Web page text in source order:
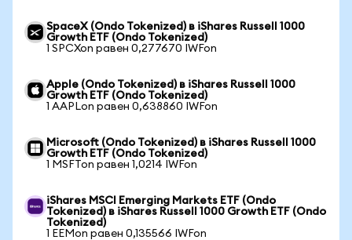
SpaceX (Ondo Tokenized) в iShares Russell 1000
Growth ETF (Ondo Tokenized)
1 SPCXon равен 0,277670 IWFon
Apple (Ondo Tokenized) в iShares Russell 1000
Growth ETF (Ondo Tokenized)
1 AAPLon равен 0,638860 IWFon
Microsoft (Ondo Tokenized) в iShares Russell 1000
Growth ETF (Ondo Tokenized)
1 MSFTon равен 1,0214 IWFon
iShares MSCI Emerging Markets ETF (Ondo
Tokenized) в iShares Russell 1000 Growth ETF (Ondo
Tokenized)
1 EEMon равен 0,135566 IWFon